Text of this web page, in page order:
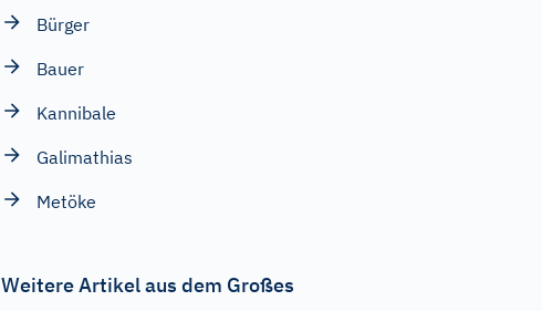
Bürger
Bauer
Kannibale
Galimathias
Metöke
Weitere Artikel aus dem Großes